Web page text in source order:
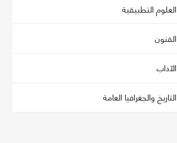
العلوم التطبيقية
الفنون
الآداب
التاريخ والجغرافيا العامة